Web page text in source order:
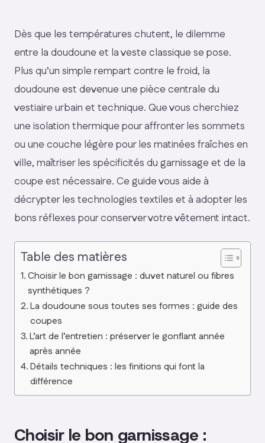
Dès que les températures chutent, le dilemme
entre la doudoune et la veste classique se pose.
Plus qu’un simple rempart contre le froid, la
doudoune est devenue une pièce centrale du
vestiaire urbain et technique. Que vous cherchiez
une isolation thermique pour affronter les sommets
ou une couche légère pour les matinées fraîches en
ville, maîtriser les spécificités du garnissage et de la
coupe est nécessaire. Ce guide vous aide à
décrypter les technologies textiles et à adopter les
bons réflexes pour conserver votre vêtement intact.
Table des matières
Choisir le bon garnissage : duvet naturel ou fibres
synthétiques ?
La doudoune sous toutes ses formes : guide des
coupes
L’art de l’entretien : préserver le gonflant année
après année
Détails techniques : les finitions qui font la
différence
Choisir le bon garnissage :